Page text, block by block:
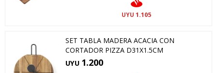
UYU 1.105
SET TABLA MADERA ACACIA CON
CORTADOR PIZZA D31X1.5CM
UYU 1.200